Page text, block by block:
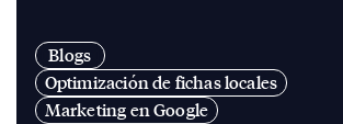
Blogs
Optimización de fichas locales
Marketing en Google